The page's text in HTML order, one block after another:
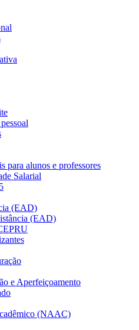
para alunos e professores
Salarial
(EAD)
(EAD)
e Aperfeiçoamento
(NAAC)